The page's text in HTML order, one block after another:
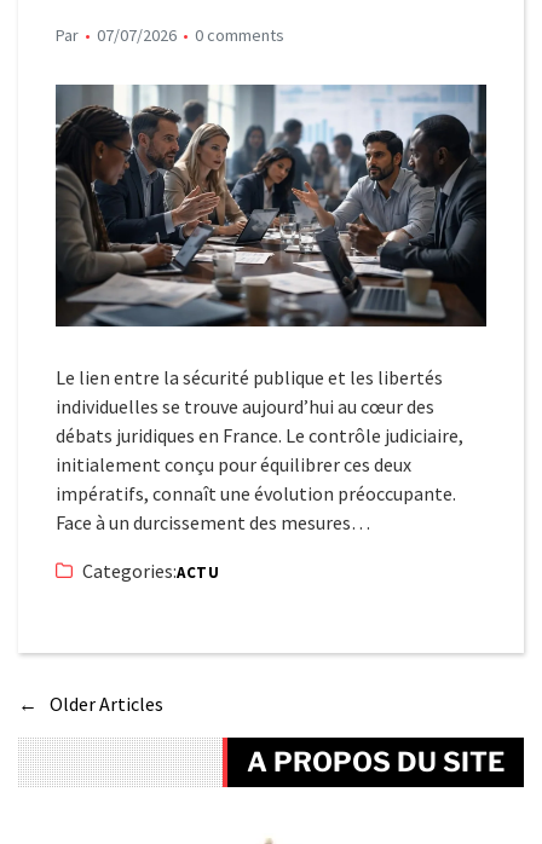
Par 07/07/2026 0 comments
Le lien entre la sécurité publique et les libertés
individuelles se trouve aujourd’hui au cœur des
débats juridiques en France. Le contrôle judiciaire,
initialement conçu pour équilibrer ces deux
impératifs, connaît une évolution préoccupante.
Face à un durcissement des mesures…
Categories:ACTU
← Older Articles
A PROPOS DU SITE